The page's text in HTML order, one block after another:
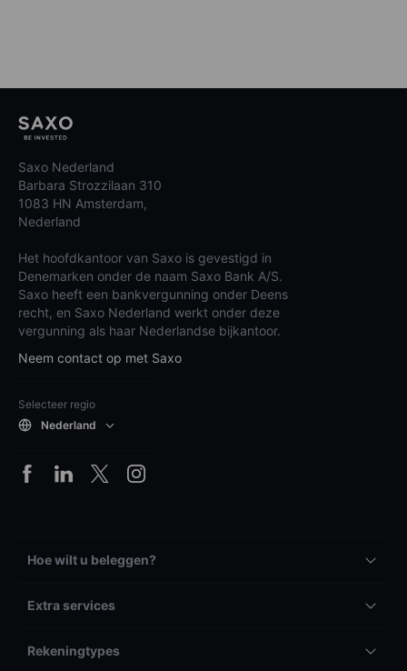
Saxo Nederland
Barbara Strozzilaan 310
1083 HN Amsterdam,
Nederland
Het hoofdkantoor van Saxo is gevestigd in
Denemarken onder de naam Saxo Bank A/S.
Saxo heeft een bankvergunning onder Deens
recht, en Saxo Nederland werkt onder deze
vergunning als haar Nederlandse bijkantoor.
Neem contact op met Saxo
Selecteer regio
Nederland
Hoe wilt u beleggen?
Extra services
Rekeningtypes